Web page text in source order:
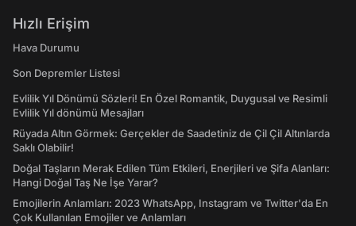
Hızlı Erişim
Hava Durumu
Son Depremler Listesi
Evlilik Yıl Dönümü Sözleri! En Özel Romantik, Duygusal ve Resimli
Evlilik Yıl dönümü Mesajları
Rüyada Altın Görmek: Gerçekler de Saadetiniz de Çil Çil Altınlarda
Saklı Olabilir!
Doğal Taşların Merak Edilen Tüm Etkileri, Enerjileri ve Şifa Alanları:
Hangi Doğal Taş Ne İşe Yarar?
Emojilerin Anlamları: 2023 WhatsApp, Instagram ve Twitter'da En
Çok Kullanılan Emojiler ve Anlamları